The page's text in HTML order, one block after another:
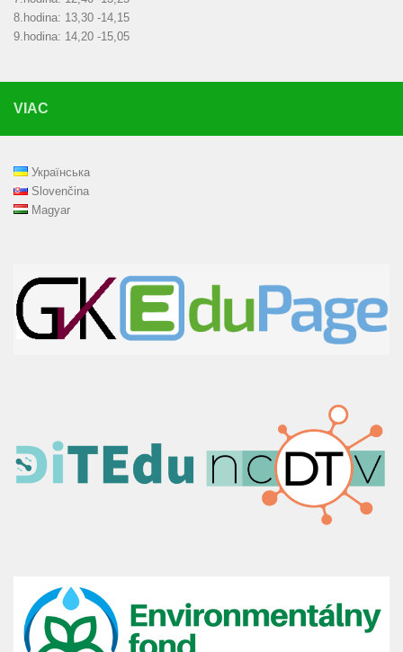
8.hodina: 13,30 -14,15
9.hodina: 14,20 -15,05
VIAC
Українська
Slovenčina
Magyar